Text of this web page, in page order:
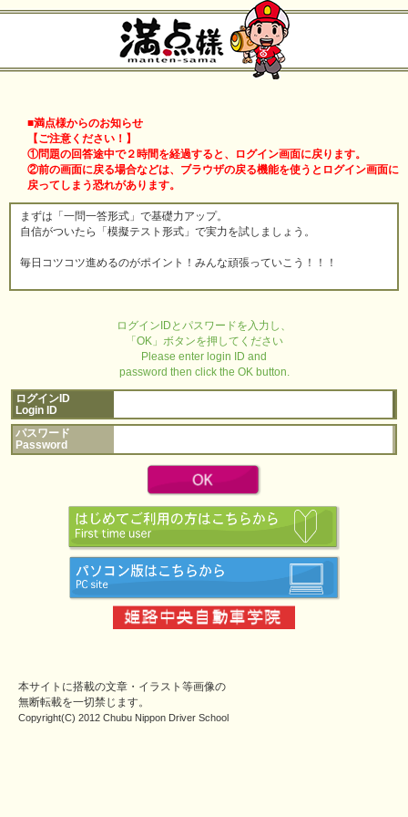
■満点様からのお知らせ
【ご注意ください！】
①問題の回答途中で２時間を経過すると、ログイン画面に戻ります。
②前の画面に戻る場合などは、ブラウザの戻る機能を使うとログイン画面に
戻ってしまう恐れがあります。
まずは「一問一答形式」で基礎力アップ。
自信がついたら「模擬テスト形式」で実力を試しましょう。
毎日コツコツ進めるのがポイント！みんな頑張っていこう！！！
ログインIDとパスワードを入力し、
「OK」ボタンを押してください
Please enter login ID and
password then click the OK button.
ログインID
Login ID
パスワード
Password
本サイトに搭載の文章・イラスト等画像の
無断転載を一切禁じます。
Copyright(C) 2012 Chubu Nippon Driver School